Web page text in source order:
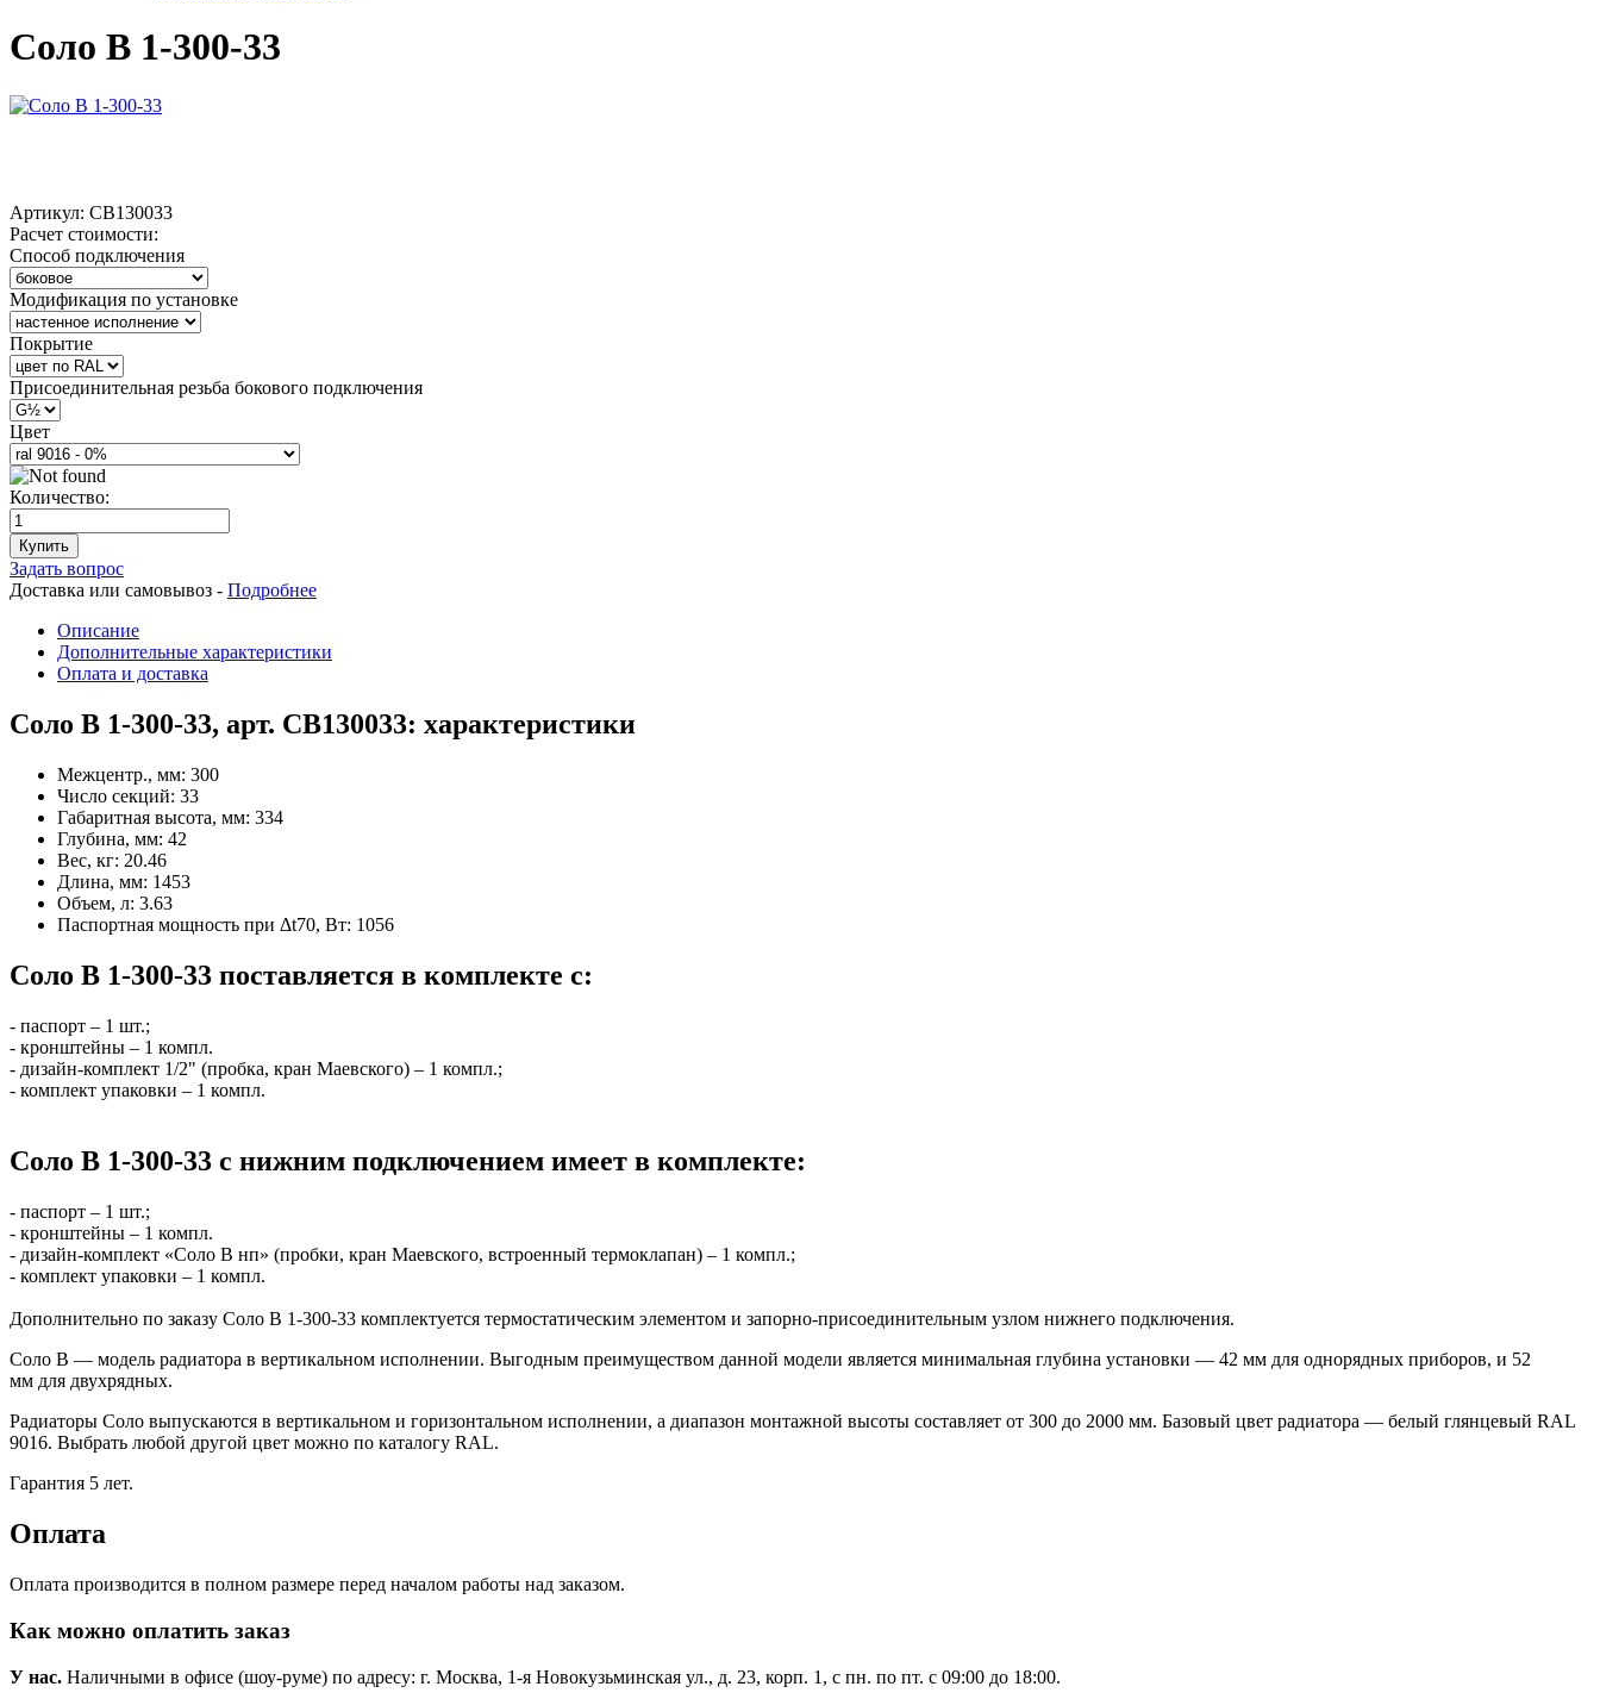
Соло В 1-300-33
Артикул: СВ130033
Расчет стоимости:
Способ подключения
Модификация по установке
Покрытие
Присоединительная резьба бокового подключения
Цвет
Количество:
Купить
Задать вопрос
Доставка или самовывоз - Подробнее
Описание
Дополнительные характеристики
Оплата и доставка
Соло В 1-300-33, арт. СВ130033: характеристики
Межцентр., мм: 300
Число секций: 33
Габаритная высота, мм: 334
Глубина, мм: 42
Вес, кг: 20.46
Длина, мм: 1453
Объем, л: 3.63
Паспортная мощность при Δt70, Вт: 1056
Соло В 1-300-33 поставляется в комплекте с:
- паспорт – 1 шт.;
- кронштейны – 1 компл.
- дизайн-комплект 1/2" (пробка, кран Маевского) – 1 компл.;
- комплект упаковки – 1 компл.
Соло В 1-300-33 с нижним подключением имеет в комплекте:
- паспорт – 1 шт.;
- кронштейны – 1 компл.
- дизайн-комплект «Соло В нп» (пробки, кран Маевского, встроенный термоклапан) – 1 компл.;
- комплект упаковки – 1 компл.
Дополнительно по заказу Соло В 1-300-33 комплектуется термостатическим элементом и запорно-присоединительным узлом нижнего подключения.
Соло В — модель радиатора в вертикальном исполнении. Выгодным преимуществом данной модели является минимальная глубина установки ― 42 мм для однорядных приборов, и 52
мм для двухрядных.
Радиаторы Соло выпускаются в вертикальном и горизонтальном исполнении, а диапазон монтажной высоты составляет от 300 до 2000 мм. Базовый цвет радиатора — белый глянцевый RAL
9016. Выбрать любой другой цвет можно по каталогу RAL.
Гарантия 5 лет.
Оплата
Оплата производится в полном размере перед началом работы над заказом.
Как можно оплатить заказ
У нас. Наличными в офисе (шоу-руме) по адресу: г. Москва, 1-я Новокузьминская ул., д. 23, корп. 1, с пн. по пт. с 09:00 до 18:00.